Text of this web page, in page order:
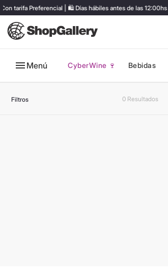
Preferencial | 🛍️ Días hábiles antes de las 12:00hs
Menú CyberWine 🍷 Bebidas
Filtros 0